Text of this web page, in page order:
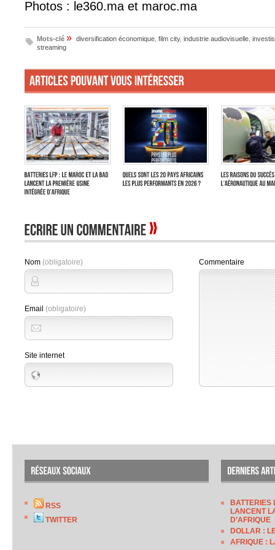
Photos : le360.ma et maroc.ma
Mots-clé » diversification économique film city, industrie audiovisuelle
streaming
Nom (obligatoire)
Email (obligatoire)
Site internet
Commentaire
RSS
TWITTER
BATTERIES
LANCENT
D’AFRIQUE
DOLLAR :
AFRIQUE :